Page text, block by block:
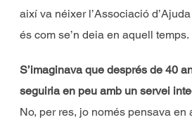
així va néixer l’Associació
és com se’n deia en aquell temps.
S’imaginava que després de 40
seguiria en peu amb un servei
No, per res, jo només pensava en